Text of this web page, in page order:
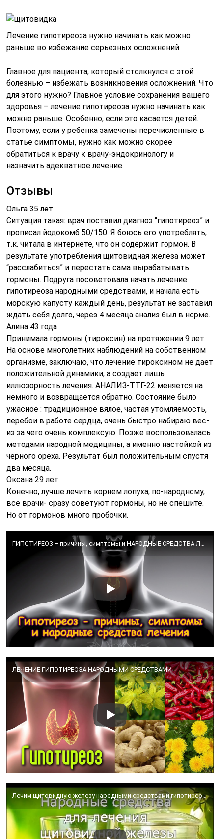
Лечение гипотиреоза нужно начинать как можно
раньше во избежание серьезных осложнений
Главное для пациента, который столкнулся с этой
болезнью – избежать возникновения осложнений. Что
для этого нужно? Главное условие сохранения вашего
здоровья – лечение гипотиреоза нужно начинать как
можно раньше. Особенно, если это касается детей.
Поэтому, если у ребенка замечены перечисленные в
статье симптомы, нужно как можно скорее
обратиться к врачу к врачу-эндокринологу и
назначить адекватное лечение.
Отзывы
Ольга 35 лет
Ситуация такая: врач поставил диагноз “гипотиреоз” и
прописал йодокомб 50/150. Я боюсь его употреблять,
т.к. читала в интернете, что он содержит гормон. В
результате употребления щитовидная железа может
“расслабиться” и перестать сама вырабатывать
гормоны. Подруга посоветовала начать лечение
гипотиреоза народными средствами, и начала есть
морскую капусту каждый день, результат не заставил
ждать себя долго, через 4 месяца анализ был в норме.
Алина 43 года
Принимала гормоны (тироксин) на протяжении 9 лет.
На основе многолетних наблюдений на собственном
организме, заключаю, что лечение тироксином не дает
положительной динамики, а создает лишь
иллюзорность лечения. АНАЛИЗ-ТТГ-22 меняется на
немного и возвращается обратно. Состояние было
ужасное : традиционное вялое, частая утомляемость,
перебои в работе сердца, очень быстро набираю вес-
из за чего очень комплексую. Позже воспользовалась
методами народной медицины, а именно настойкой из
черного ореха. Результат был положительным спустя
два месяца.
Оксана 29 лет
Конечно, лучше лечить корнем лопуха, по-народному,
все врачи- сразу советуют гормоны, но не спешите.
Но от гормонов много пробочки.
ЛЕЧЕНИЕ ГИПОТИРЕОЗА НАРОДНЫМИ СРЕДСТВАМИ
Лечим щитовидную железу народными средствами гипотиреоз, гипертиреоз